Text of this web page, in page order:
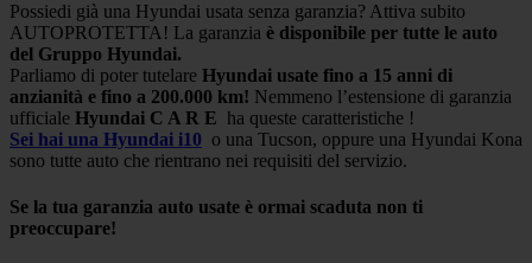
Possiedi già una Hyundai usata senza garanzia? Attiva subito
AUTOPROTETTA! La garanzia è disponibile per tutte le auto
del Gruppo Hyundai.
Parliamo di poter tutelare Hyundai usate fino a 15 anni di
anzianità e fino a 200.000 km! Nemmeno l’estensione di garanzia
ufficiale Hyundai C A R E ha queste caratteristiche !
Sei hai una Hyundai i10 o una Tucson, oppure una Hyundai Kona
sono tutte auto che rientrano nei requisiti del servizio.
Se la tua garanzia auto usate è ormai scaduta non ti
preoccupare!